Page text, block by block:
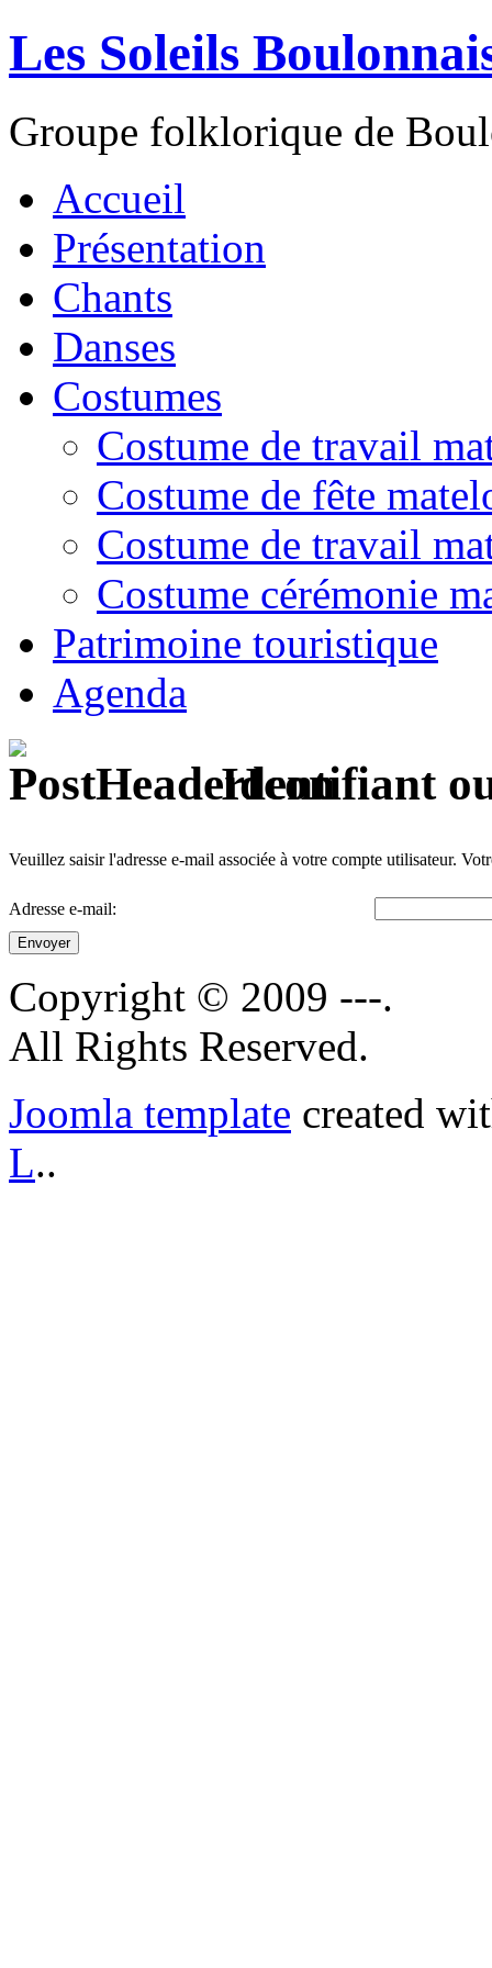
Les Soleils
Groupe folklorique de
Accueil
Présentation
Chants
Danses
Costumes
Costume de travail
Costume de fête
Costume de travail
Costume cérémonie
Patrimoine touristique
Agenda
Identifiant
Veuillez saisir l'adresse e-mail associée à votre compte utilisateur.
Adresse e-mail:
Envoyer
Copyright © 2009 ---.
All Rights Reserved.
Joomla template created
L..